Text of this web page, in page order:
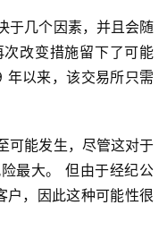
于几个因素，并且会随
改变措施留下了可能
以来，该交易所只需
可能发生，尽管这对于
最大。 但由于经纪公
户，因此这种可能性很